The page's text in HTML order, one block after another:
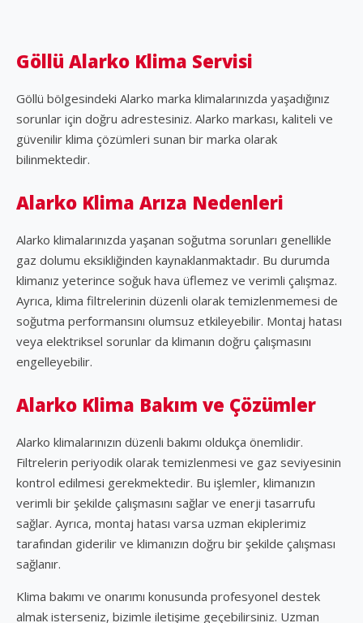
Göllü Alarko Klima Servisi
Göllü bölgesindeki Alarko marka klimalarınızda yaşadığınız
sorunlar için doğru adrestesiniz. Alarko markası, kaliteli ve
güvenilir klima çözümleri sunan bir marka olarak
bilinmektedir.
Alarko Klima Arıza Nedenleri
Alarko klimalarınızda yaşanan soğutma sorunları genellikle
gaz dolumu eksikliğinden kaynaklanmaktadır. Bu durumda
klimanız yeterince soğuk hava üflemez ve verimli çalışmaz.
Ayrıca, klima filtrelerinin düzenli olarak temizlenmemesi de
soğutma performansını olumsuz etkileyebilir. Montaj hatası
veya elektriksel sorunlar da klimanın doğru çalışmasını
engelleyebilir.
Alarko Klima Bakım ve Çözümler
Alarko klimalarınızın düzenli bakımı oldukça önemlidir.
Filtrelerin periyodik olarak temizlenmesi ve gaz seviyesinin
kontrol edilmesi gerekmektedir. Bu işlemler, klimanızın
verimli bir şekilde çalışmasını sağlar ve enerji tasarrufu
sağlar. Ayrıca, montaj hatası varsa uzman ekiplerimiz
tarafından giderilir ve klimanızın doğru bir şekilde çalışması
sağlanır.
Klima bakımı ve onarımı konusunda profesyonel destek
almak isterseniz, bizimle iletişime geçebilirsiniz. Uzman